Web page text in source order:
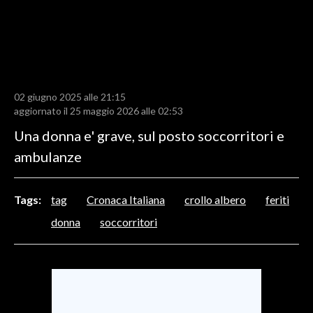
SPORT
RISULTATI E CLASSIFICHE
CALCIO
02 giugno 2025 alle 21:15
aggiornato il 25 maggio 2026 alle 02:53
Una donna e' grave, sul posto soccorritori e
ambulanze
Tags: tag Cronaca Italiana crollo albero
feriti
donna
soccorritori